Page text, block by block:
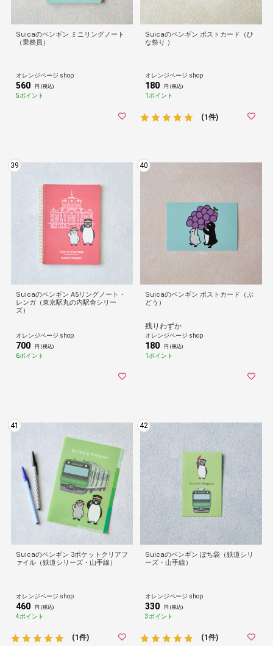
Suicaのペンギン ミニリングノート
（乗務員）
オレンジページ shop
560 円 (税込)
5ポイント
Suicaのペンギン ポストカード（ひ
な祭り ）
オレンジページ shop
180 円 (税込)
1ポイント
(1件)
39
Suicaのペンギン A5リングノート・
レンガ（東京駅丸の内駅舎シリー
ズ）
オレンジページ shop
700 円 (税込)
6ポイント
40
Suicaのペンギン ポストカード（ぶ
どう）
残りわずか
オレンジページ shop
180 円 (税込)
1ポイント
41
Suicaのペンギン 3ポケットクリアフ
ァイル（鉄道シリーズ・山手線）
オレンジページ shop
460 円 (税込)
4ポイント
(1件)
42
Suicaのペンギン ぽち袋（鉄道シリ
ーズ・山手線）
オレンジページ shop
330 円 (税込)
3ポイント
(1件)